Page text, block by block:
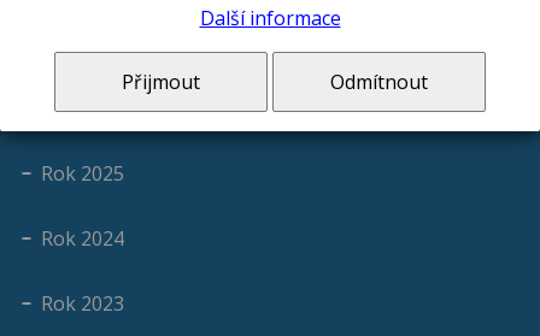
Rok 2026
Rok 2025
Rok 2024
Rok 2023
Další informace
Přijmout Odmítnout